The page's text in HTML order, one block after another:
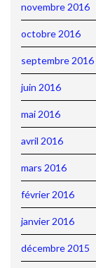
novembre 2016
octobre 2016
septembre 2016
juin 2016
mai 2016
avril 2016
mars 2016
février 2016
janvier 2016
décembre 2015